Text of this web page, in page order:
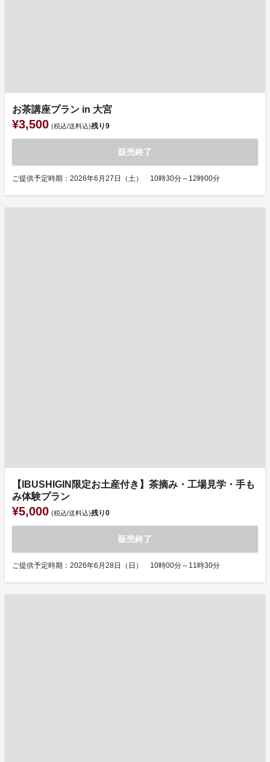
お茶講座プラン in 大宮
¥3,500 (税込/送料込)残り9
販売終了
ご提供予定時期：2026年6月27日（土） 10時30分～12時00分
【IBUSHIGIN限定お土産付き】茶摘み・工場見学・手も
み体験プラン
¥5,000 (税込/送料込)残り0
販売終了
ご提供予定時期：2026年6月28日（日） 10時00分～11時30分